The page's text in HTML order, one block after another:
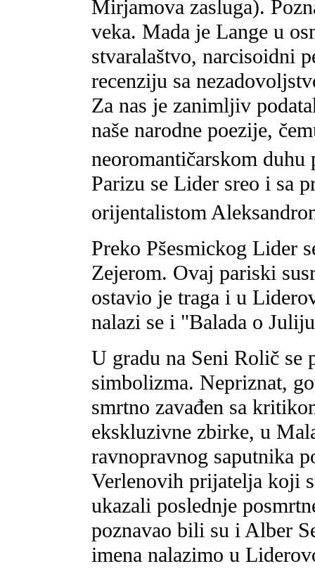
Mirjamova zasluga).
veka. Mada je Lange u
stvaralaštvo, narcisoidni
recenziju sa
Za nas je zanimljiv
naše narodne poezije,
neoromantičarskom
Parizu se Lider sreo i sa
orijentalistom
Preko Pšesmickog Lider
Zejerom. Ovaj pariski
ostavio je traga i u
nalazi se i "Balada o
U gradu na Seni Rolič
simbolizma. Nepriznat,
smrtno zavađen sa
ekskluzivne zbirke, u
ravnopravnog saputnika
Verlenovih prijatelja koji
ukazali poslednje
poznavao bili su i Alber
imena nalazimo u